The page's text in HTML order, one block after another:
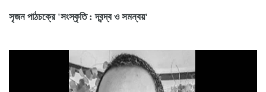
সৃজন পাঠচক্রে 'সংস্কৃতি : দ্বন্দ্ব ও সমন্বয়'